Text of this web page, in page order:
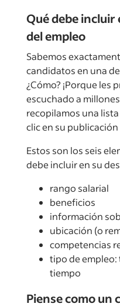
Qué debe incluir
del empleo
Sabemos
candidatos en una
¿Cómo? ¡Porque les
escuchado a
recopilamos una
clic en su
Estos son los seis
debe incluir en su
rango salarial
beneficios
información
ubicación (o
competencias
tipo de
tiempo
Piense como un